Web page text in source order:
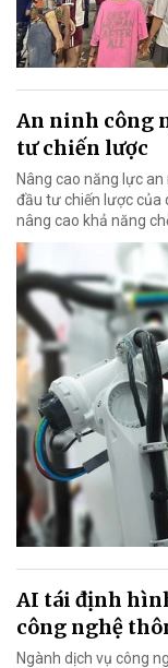
An ninh công
tư chiến lược
Nâng cao năng lực
đầu tư chiến lược của
nâng cao khả năng
AI tái định
công nghệ
Ngành dịch vụ công